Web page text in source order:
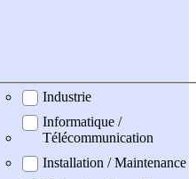
Industrie
Informatique /
Télécommunication
Installation / Maintenance